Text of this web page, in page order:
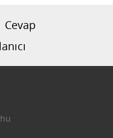
Cevap